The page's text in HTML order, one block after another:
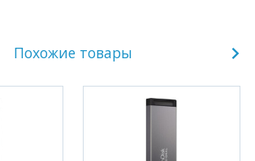
Похожие товары